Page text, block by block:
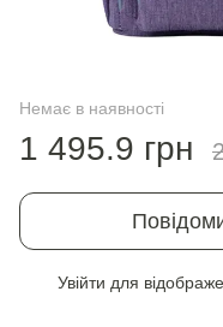
Немає в наявності
1 495.9 грн
Увійти для